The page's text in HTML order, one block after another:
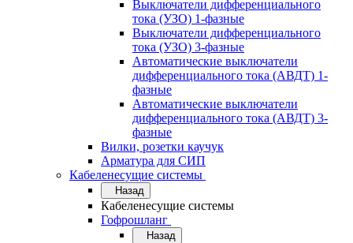
Выключатели дифференциального
тока (УЗО) 1-фазные
Выключатели дифференциального
тока (УЗО) 3-фазные
Автоматические выключатели
дифференциального тока (АВДТ) 1-
фазные
Автоматические выключатели
дифференциального тока (АВДТ) 3-
фазные
Вилки, розетки каучук
Арматура для СИП
Кабеленесущие системы
Назад
Кабеленесущие системы
Гофрошланг
Назад